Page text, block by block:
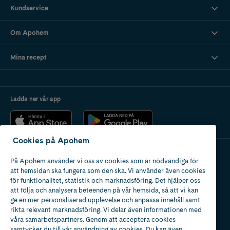
Kundservice
Om Apohem
Mina recept
Ladda ner vår app
Apotek med tillstånd
av Läkemedelsverket
Cookies på Apohem
På Apohem använder vi oss av cookies som är nödvändiga för
att hemsidan ska fungera som den ska. Vi använder även cookies
för funktionalitet, statistik och marknadsföring. Det hjälper oss
att följa och analysera beteenden på vår hemsida, så att vi kan
ge en mer personaliserad upplevelse och anpassa innehåll samt
rikta relevant marknadsföring. Vi delar även informationen med
våra samarbetspartners. Genom att acceptera cookies